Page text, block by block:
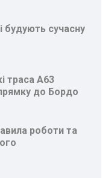
будують сучасну
траса A63
до Бордо
роботи та